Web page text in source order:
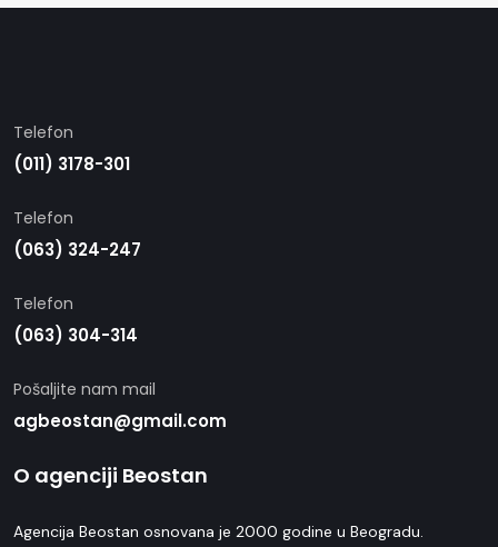
Telefon
(011) 3178-301
Telefon
(063) 324-247
Telefon
(063) 304-314
Pošaljite nam mail
agbeostan@gmail.com
O agenciji Beostan
Agencija Beostan osnovana je 2000 godine u Beogradu.